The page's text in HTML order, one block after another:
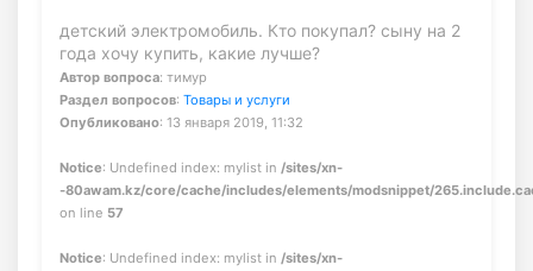
детский электромобиль. Кто покупал? сыну на 2
года хочу купить, какие лучше?
Автор вопроса: тимур
Раздел вопросов: Товары и услуги
Опубликовано: 13 января 2019, 11:32
Notice: Undefined index: mylist in /sites/xn-
-80awam.kz/core/cache/includes/elements/modsnippet/
on line 57
Notice: Undefined index: mylist in /sites/xn-